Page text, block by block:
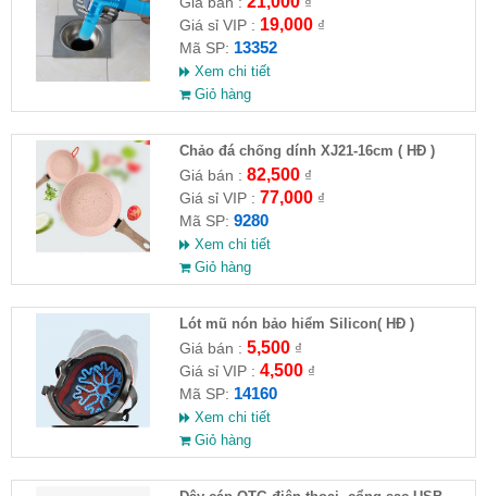
Giá sỉ VIP : 19,000₫
Mã SP: 13352
Xem chi tiết
Giỏ hàng
Chảo đá chống dính XJ21-16cm ( HĐ )
Giá bán : 82,500₫
Giá sỉ VIP : 77,000₫
Mã SP: 9280
Xem chi tiết
Giỏ hàng
Lót mũ nón bảo hiểm Silicon( HĐ )
Giá bán : 5,500₫
Giá sỉ VIP : 4,500₫
Mã SP: 14160
Xem chi tiết
Giỏ hàng